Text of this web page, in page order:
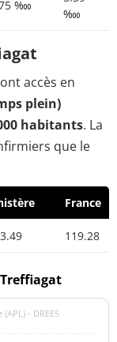
‱
‱
accès en
plein)
habitants. La
que le
France
119.28
- DREES